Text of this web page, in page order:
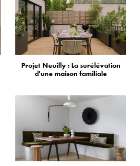
Projet Neuilly : La surélévation
d'une maison familiale